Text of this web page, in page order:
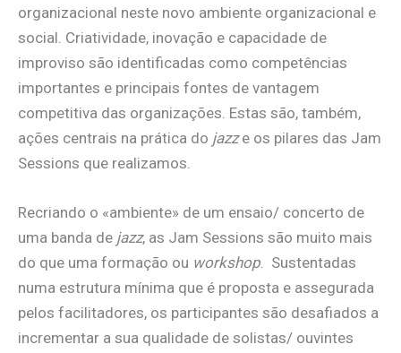
organizacional neste novo ambiente organizacional e
social. Criatividade, inovação e capacidade de
improviso são identificadas como competências
importantes e principais fontes de vantagem
competitiva das organizações. Estas são, também,
ações centrais na prática do jazze os pilares das Jam
Sessions que realizamos.
Recriando o «ambiente» de um ensaio/ concerto de
uma banda de jazz, as Jam Sessions são muito mais
do que uma formação ou workshop. Sustentadas
numa estrutura mínima que é proposta e assegurada
pelos facilitadores, os participantes são desafiados a
incrementar a sua qualidade de solistas/ ouvintes